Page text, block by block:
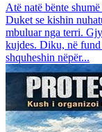
Atë natë bënte
Duket se kishin
mbuluar nga terri.
kujdes. Diku, në fund
shquheshin nëpër...